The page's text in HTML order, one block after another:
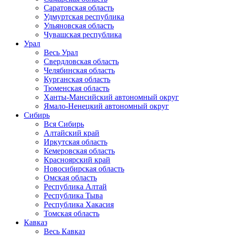
Саратовская область
Удмуртская республика
Ульяновская область
Чувашская республика
Урал
Весь Урал
Свердловская область
Челябинская область
Курганская область
Тюменская область
Ханты-Мансийский автономный округ
Ямало-Ненецкий автономный округ
Сибирь
Вся Сибирь
Алтайский край
Иркутская область
Кемеровская область
Красноярский край
Новосибирская область
Омская область
Республика Алтай
Республика Тыва
Республика Хакасия
Томская область
Кавказ
Весь Кавказ